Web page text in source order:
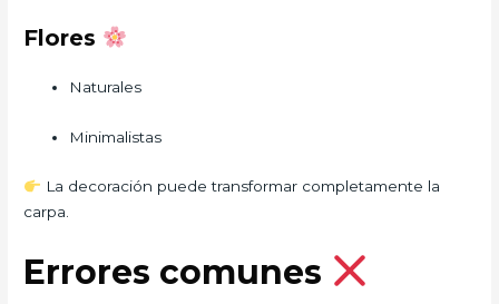
Flores
Naturales
Minimalistas
La decoración puede transformar completamente la
carpa.
Errores comunes